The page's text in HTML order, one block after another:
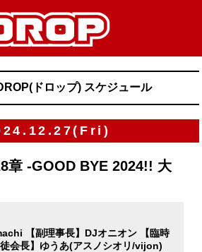
ドロップ) スケジュール
章 -GOOD BYE 2024!! 大
【副理事長】DJオニオン 【臨時
会長】ゆうあ(アスノシオリ/vijon)